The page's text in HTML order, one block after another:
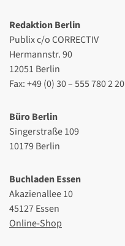
Redaktion Berlin
Publix c/o CORRECTIV
Hermannstr. 90
12051 Berlin
Fax: +49 (0) 30 – 555 780 2 20
Büro Berlin
Singerstraße 109
10179 Berlin
Buchladen Essen
Akazienallee 10
45127 Essen
Online-Shop